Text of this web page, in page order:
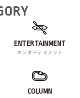
ENTERTAINMENT
エンターテイメント
COLUMN